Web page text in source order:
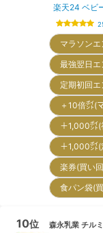
楽天24 ベビ
マラソン
最強翌日
定期初回
＋10倍㌽(
＋1,000㌽
＋1,000㌽
楽券(買い
食パン袋(
10位 森永乳業 チル